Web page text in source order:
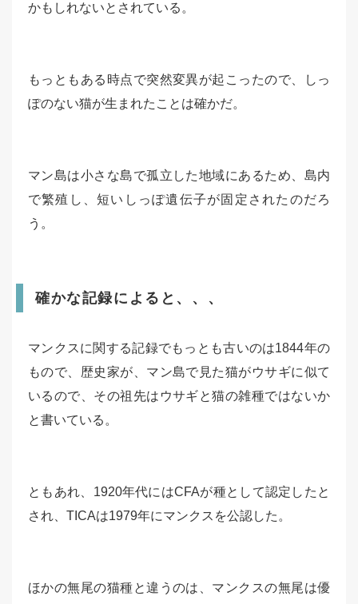
かもしれないとされている。
もっともある時点で突然変異が起こったので、しっ
ぽのない猫が生まれたことは確かだ。
マン島は小さな島で孤立した地域にあるため、島内
で繁殖し、短いしっぽ遺伝子が固定されたのだろ
う。
確かな記録によると、、、
マンクスに関する記録でもっとも古いのは1844年の
もので、歴史家が、マン島で見た猫がウサギに似て
いるので、その祖先はウサギと猫の雑種ではないか
と書いている。
ともあれ、1920年代にはCFAが種として認定したと
され、TICAは1979年にマンクスを公認した。
ほかの無尾の猫種と違うのは、マンクスの無尾は優